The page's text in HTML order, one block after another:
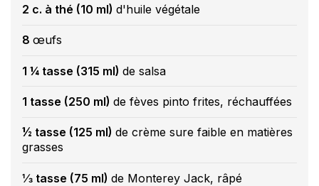
2 c. à thé (10 ml) d'huile végétale
8 œufs
1 ¼ tasse (315 ml) de salsa
1 tasse (250 ml) de fèves pinto frites, réchauffées
½ tasse (125 ml) de crème sure faible en matières
grasses
⅓ tasse (75 ml) de Monterey Jack, râpé